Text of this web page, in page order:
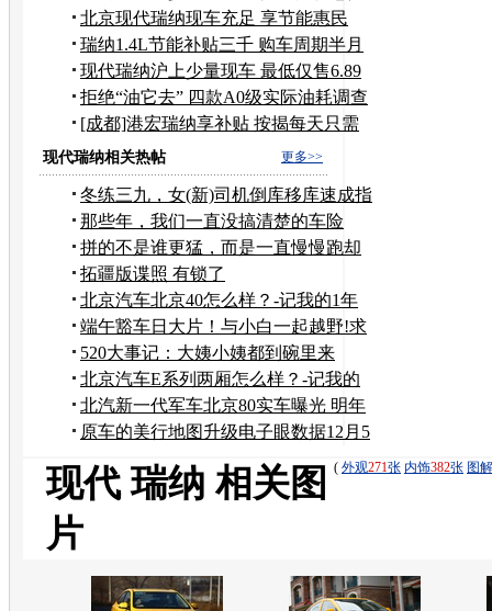
5千
北京现代瑞纳现车充足 享节能惠民
3000元
瑞纳1.4L节能补贴三千 购车周期半月
左右
现代瑞纳沪上少量现车 最低仅售6.89
万
拒绝“油它去” 四款A0级实际油耗调查
[成都]港宏瑞纳享补贴 按揭每天只需
40元
更多>>
现代瑞纳相关热帖
冬练三九，女(新)司机倒库移库速成指
南
那些年，我们一直没搞清楚的车险
拼的不是谁更猛，而是一直慢慢跑却
从不罢工！
拓疆版谍照 有锁了
北京汽车北京40怎么样？-记我的1年
用车感受
端午豁车日大片！与小白一起越野!求
加精！！
520大事记：大姨小姨都到碗里来
北京汽车E系列两厢怎么样？-记我的
北京汽车E系列两厢1年用车真实感受
北汽新一代军车北京80实车曝光 明年
上市
原车的美行地图升级电子眼数据12月5
( 外观271张 内饰382张 图解
现代 瑞纳 相关图
片